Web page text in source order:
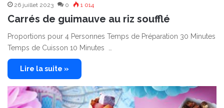
26 juillet 2023 0 1 014
Carrés de guimauve au riz soufflé
Proportions pour 4 Personnes Temps de Préparation 30 Minutes
Temps de Cuisson 10 Minutes …
Lire la suite »